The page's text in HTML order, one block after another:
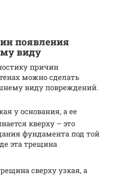
появления
виду
причин
можно сделать
виду повреждений.
у основания, а ее
кверху – это
фундамента под той
эта трещина
сверху узкая, а